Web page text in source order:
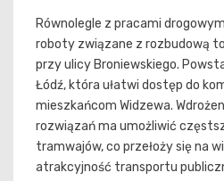
Równolegle z pracami
roboty związane z rozbudową
przy ulicy Broniewskiego.
Łódź, która ułatwi dostęp do
mieszkańcom Widzewa.
rozwiązań ma umożliwić
tramwajów, co przełoży się na
atrakcyjność transportu